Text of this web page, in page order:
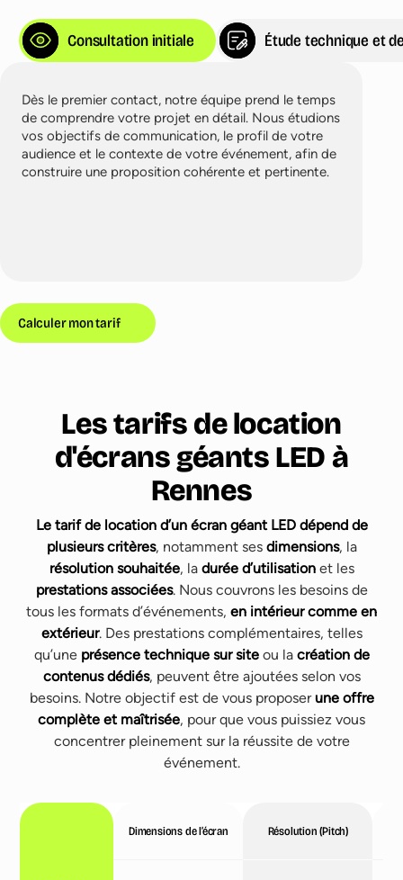
Consultation initiale Étude technique et
Dès le premier contact, notre équipe prend le temps
de comprendre votre projet en détail. Nous étudions
vos objectifs de communication, le profil de votre
audience et le contexte de votre événement, afin de
construire une proposition cohérente et pertinente.
Calculer mon tarif
Les tarifs de location
d'écrans géants LED à
Rennes
Le tarif de location d’un écran géant LED dépend de
plusieurs critères, notamment ses dimensions, la
résolution souhaitée, la durée d’utilisationet les
prestations associées. Nous couvrons les besoins de
tous les formats d’événements, en intérieur comme en
extérieur. Des prestations complémentaires, telles
qu’une présence technique sur siteou la création de
contenus dédiés, peuvent être ajoutées selon vos
besoins. Notre objectif est de vous proposerune offre
complète et maîtrisée, pour que vous puissiez vous
concentrer pleinement sur la réussite de votre
événement.
Dimensions de l’écran Résolution (Pitch)